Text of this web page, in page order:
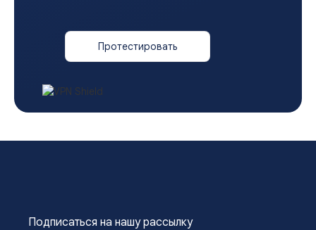
Протестировать
Подписаться на нашу рассылку